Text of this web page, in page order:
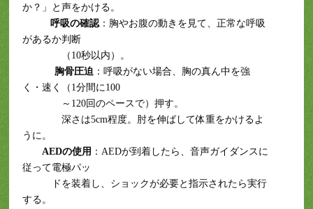
か？」と声をかける。
呼吸の確認 ：胸やお腹の動きを見て、正常な呼吸
があるか判断
（10秒以内）。
胸骨圧迫 ：呼吸がない場合、胸の真ん中を強
く・速く（1分間に100
～120回のペースで）押す。
深さは5cm程度。肘を伸ばして体重をかけるよ
うに。
AEDの使用 ：AEDが到着したら、音声ガイダンスに
従って電極パッ
ドを装着し、ショックが必要と指示されたら実行
する。